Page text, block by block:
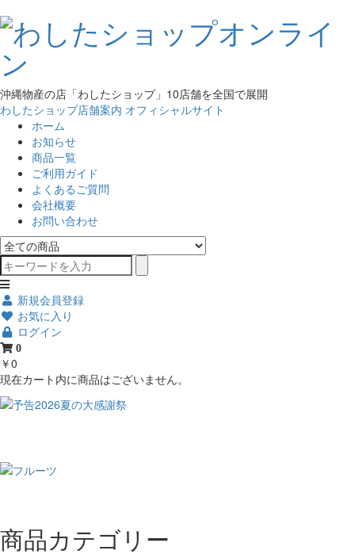
沖縄物産の店「わしたショップ」10店舗を全国で展開
わしたショップ店舗案内 オフィシャルサイト
ホーム
お知らせ
商品一覧
ご利用ガイド
よくあるご質問
会社概要
お問い合わせ
新規会員登録
お気に入り
ログイン
0
￥0
現在カート内に商品はございません。
商品カテゴリー